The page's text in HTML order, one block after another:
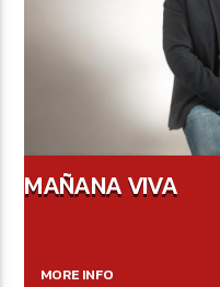
MAÑANA VIVA
MORE INFO